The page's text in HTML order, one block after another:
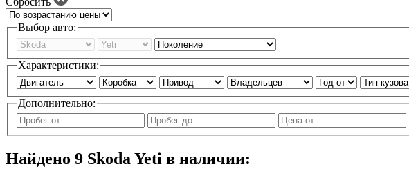
Выбор авто:
Характеристики:
Дополнительно:
Найдено 9 Skoda Yeti в наличии: